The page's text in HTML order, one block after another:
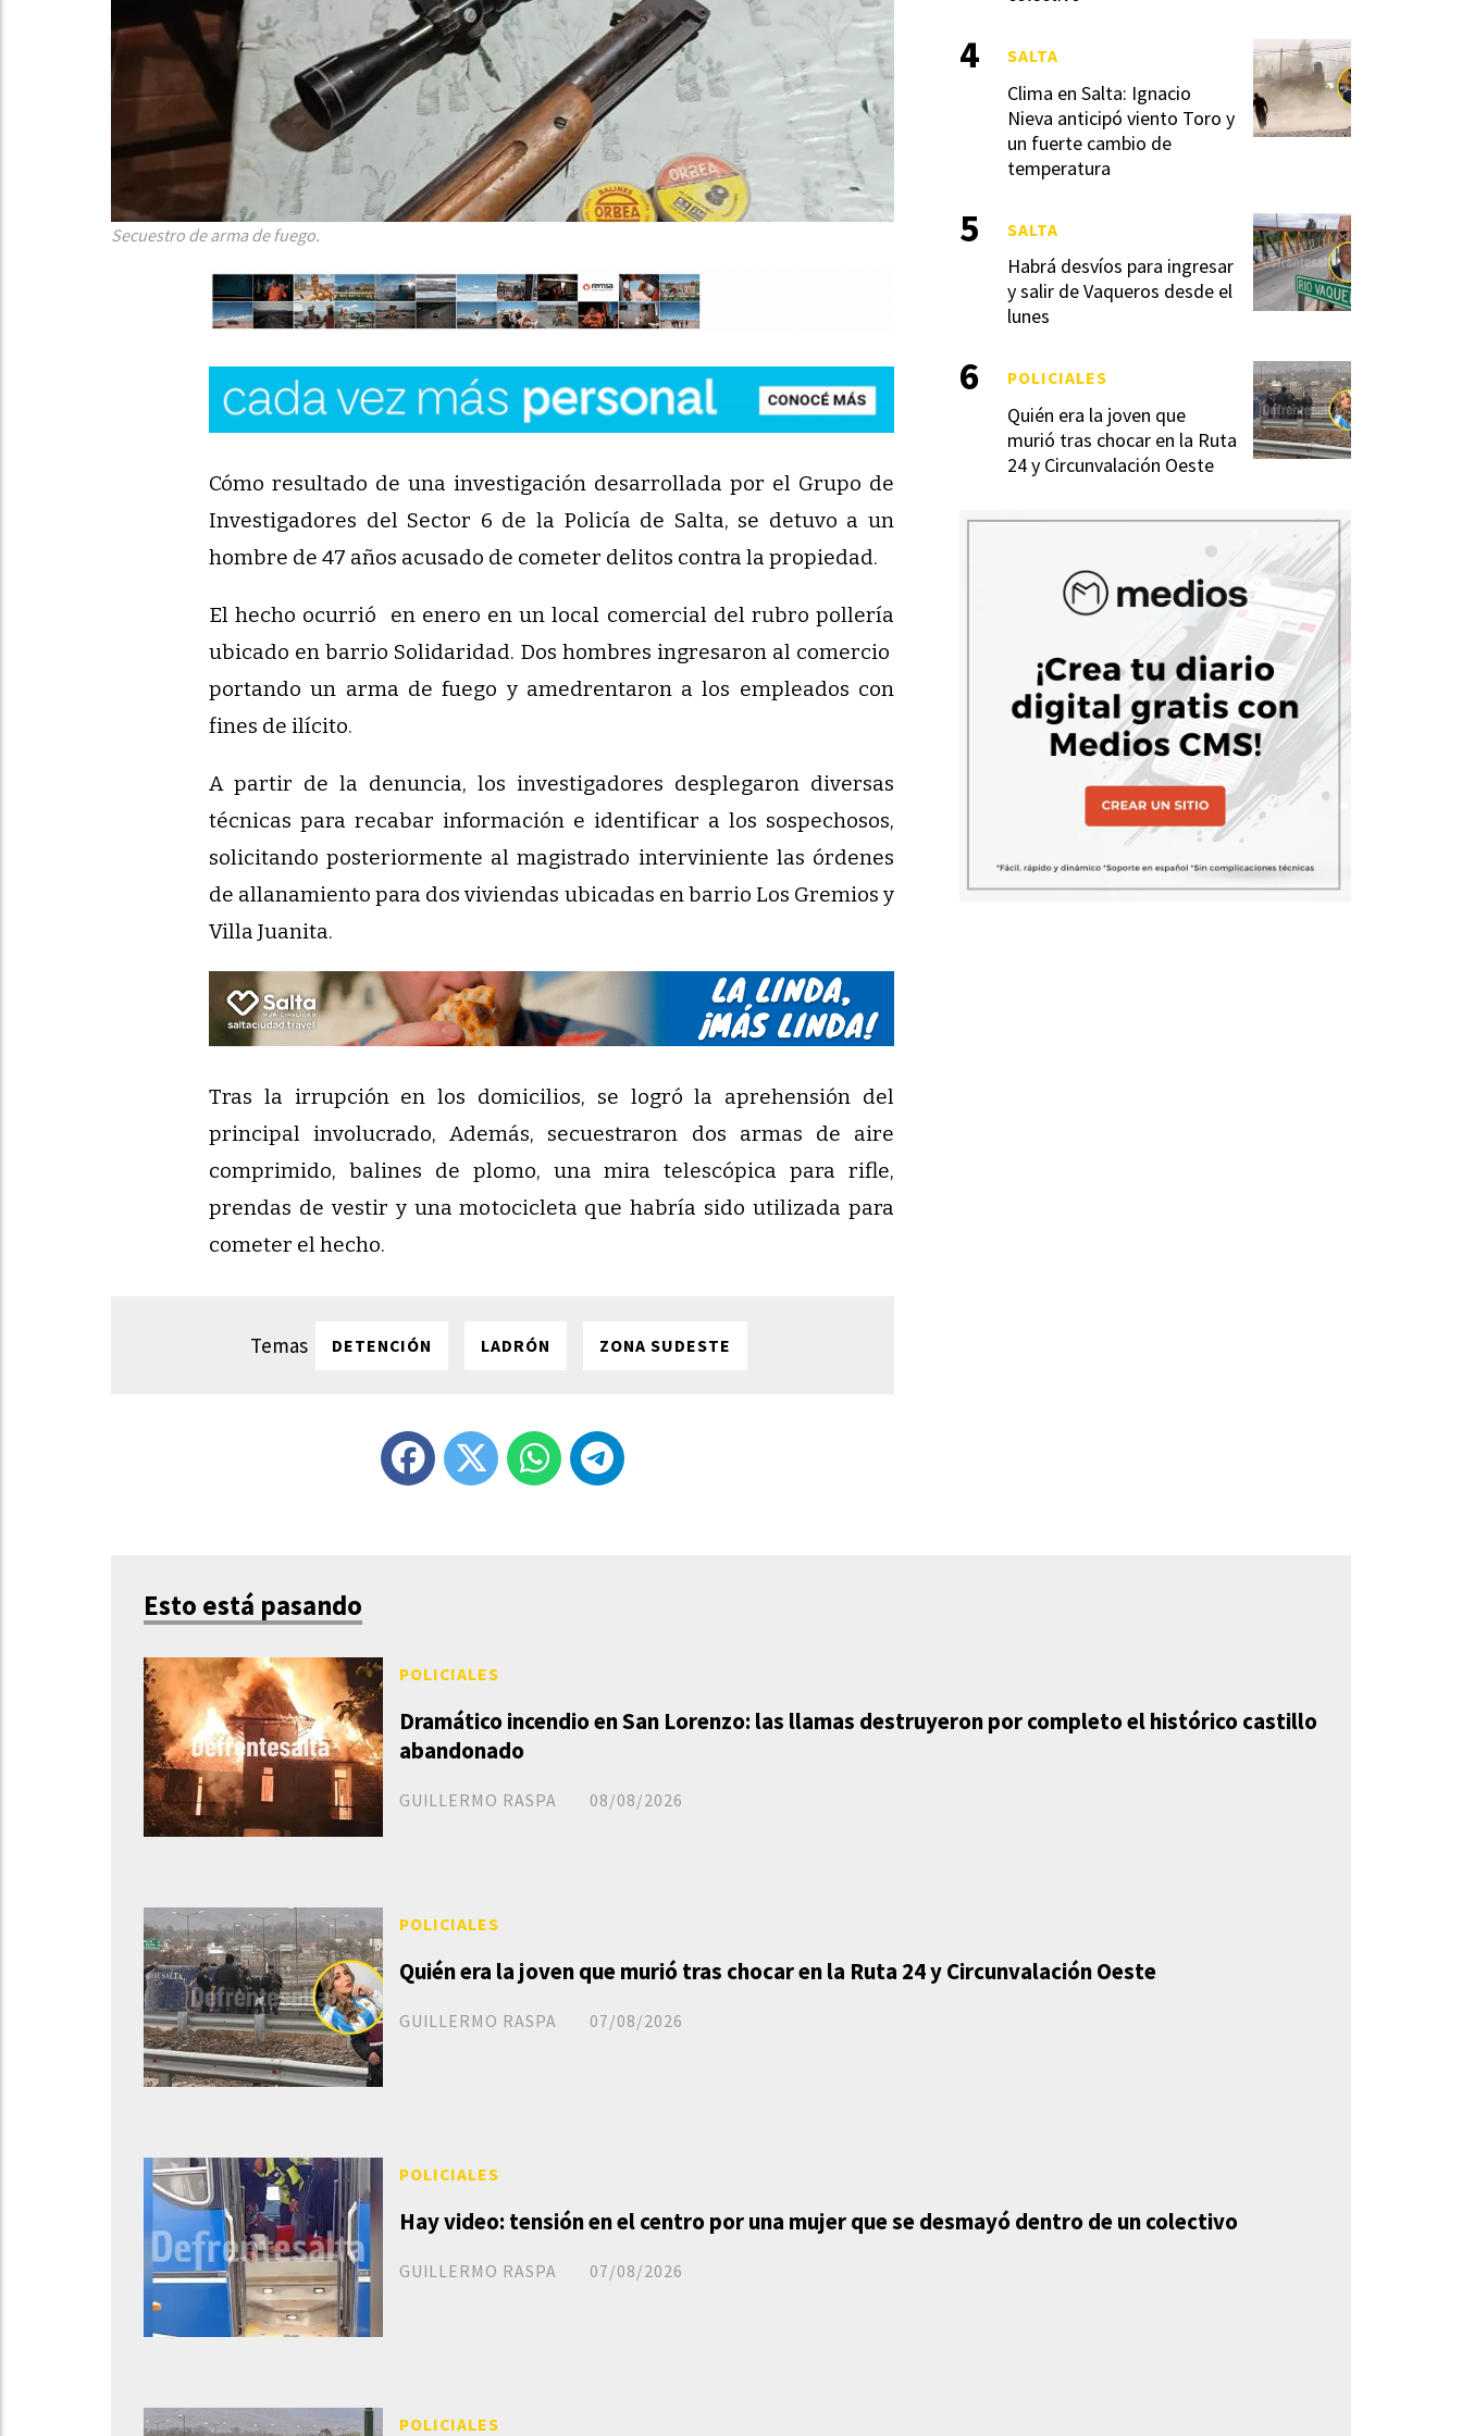
Secuestro de arma de fuego.
Cómo resultado de una investigación desarrollada por el Grupo de
Investigadores del Sector 6 de la Policía de Salta, se detuvo a un
hombre de 47 años acusado de cometer delitos contra la propiedad.
El hecho ocurrió en enero en un local comercial del rubro pollería
ubicado en barrio Solidaridad. Dos hombres ingresaron al comercio
portando un arma de fuego y amedrentaron a los empleados con
fines de ilícito.
A partir de la denuncia, los investigadores desplegaron diversas
técnicas para recabar información e identificar a los sospechosos,
solicitando posteriormente al magistrado interviniente las órdenes
de allanamiento para dos viviendas ubicadas en barrio Los Gremios y
Villa Juanita.
Tras la irrupción en los domicilios, se logró la aprehensión del
principal involucrado, Además, secuestraron dos armas de aire
comprimido, balines de plomo, una mira telescópica para rifle,
prendas de vestir y una motocicleta que habría sido utilizada para
cometer el hecho.
DETENCIÓN LADRÓN ZONA SUDESTE
Esto está pasando
Dramático incendio en San Lorenzo: las llamas destruyeron por completo el histórico castillo
abandonado
GUILLERMO RASPA
POLICIALES
08/08/2026
Quién era la joven que murió tras chocar en la Ruta 24 y Circunvalación Oeste
GUILLERMO RASPA
POLICIALES
07/08/2026
Hay video: tensión en el centro por una mujer que se desmayó dentro de un colectivo
GUILLERMO RASPA
POLICIALES
07/08/2026
POLICIALES
Clima en Salta: Ignacio
Nieva anticipó viento Toro y
un fuerte cambio de
temperatura
SALTA
Habrá desvíos para ingresar
y salir de Vaqueros desde el
lunes
SALTA
Quién era la joven que
murió tras chocar en la Ruta
24 y Circunvalación Oeste
POLICIALES